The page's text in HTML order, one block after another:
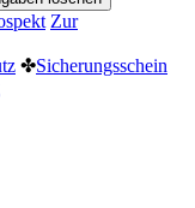
Zur
✤Sicherungsschein